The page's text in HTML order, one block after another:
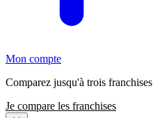
Mon compte
Comparez jusqu'à trois franchises
Je compare les franchises